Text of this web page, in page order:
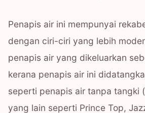
Penapis air ini mempunyai
dengan ciri-ciri yang lebih
penapis air yang dikeluarkan
kerana penapis air ini
seperti penapis air tanpa tangki
yang lain seperti Prince Top,